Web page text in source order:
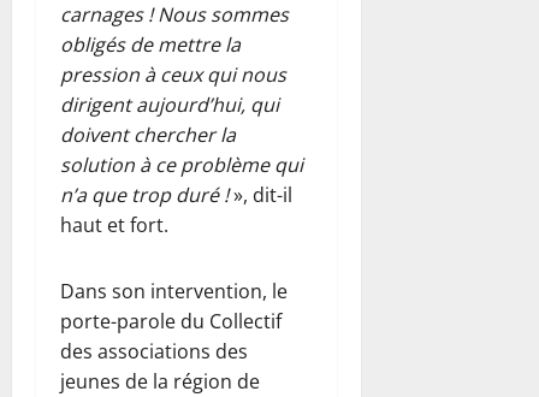
carnages ! Nous sommes
obligés de mettre la
pression à ceux qui nous
dirigent aujourd’hui, qui
doivent chercher la
solution à ce problème qui
n’a que trop duré !», dit-il
haut et fort.
Dans son intervention, le
porte-parole du Collectif
des associations des
jeunes de la région de